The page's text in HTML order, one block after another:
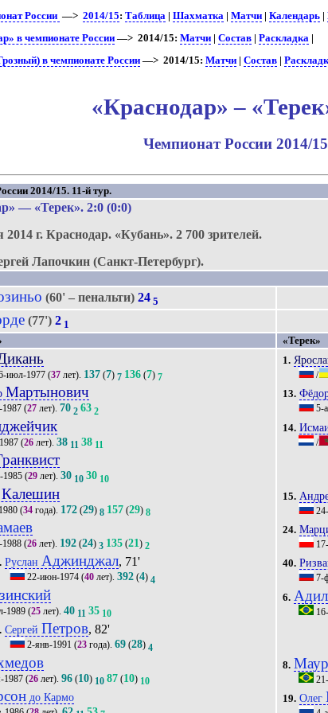
России —>2014/15:Таблица |Шахматка |Матчи |Календарь |
в чемпионате России —> 2014/15:Матчи |Состав |Раскладка |
в чемпионате России —> 2014/15:Матчи |Состав |
«Краснодар» –
Чемпионат России 2014/15
2014/15. 11-й тур.
— «Терек». 2:0 (0:0)
2014 г.Краснодар. «Кубань».2 700 зрителей.
Лапочкин (Санкт-Петербург).
(60' – пенальти)24 5
(77')2 1
«Терек»
июл-1977 (37 лет). 137 (7) 7 136 (7) 7
Мартынович
1987 (27 лет).70 2 63 2
(26 лет).38 11 38 11
1985 (29 лет).30 10 30 10
Калешин
(34 года). 172 (29) 8 157 (29) 8
1988 (26 лет). 192 (24) 3 135 (21) 2
РусланАджинджал, 71'
22-июн-1974(40лет). 392(4) 4
1989 (25 лет).40 11 35 10
Сергей Петров, 82'
2-янв-1991 (23года). 69(28) 4
1987 (26 лет).96 (10) 10 87 (10) 10
до Кармо
1.
/
13.
5-
14.
/
15.
24.
40.
7-
6.
8.
19. Олег